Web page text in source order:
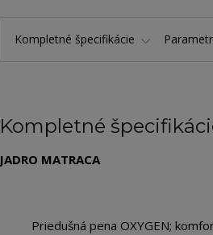
Kompletné špecifikácie
Kompletné
JADRO MATRACA
Priedušná pena OXYGEN;